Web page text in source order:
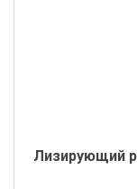
Лизирующий